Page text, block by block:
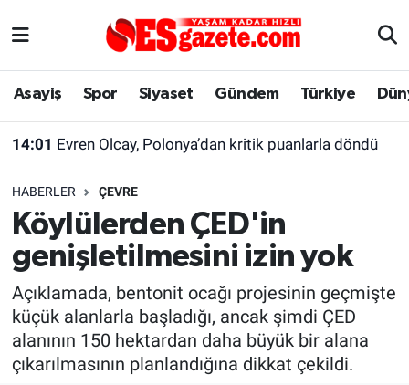
Asayiş Spor Siyaset Gündem Türkiye
14:01 Evren Olcay, Polonya’dan kritik puanlarla döndü
HABERLER ÇEVRE
Köylülerden ÇED'in
genişletilmesini izin yok
Açıklamada, bentonit ocağı projesinin geçmişte
küçük alanlarla başladığı, ancak şimdi ÇED
alanının 150 hektardan daha büyük bir alana
çıkarılmasının planlandığına dikkat çekildi.
Asayiş
Gündem
Türkiye
Dünya
Sağlık
Yaşam
Eskişehirspor Arşivi
Eskişehir Arşivi
Röportaj
Ekonomi
Eskişehir Nöbetçi Eczaneler
Süper Lig Puan Durumu ve Fikstür
Tüm Manşetler
Son Dakika Haberleri
Haber Arşivi